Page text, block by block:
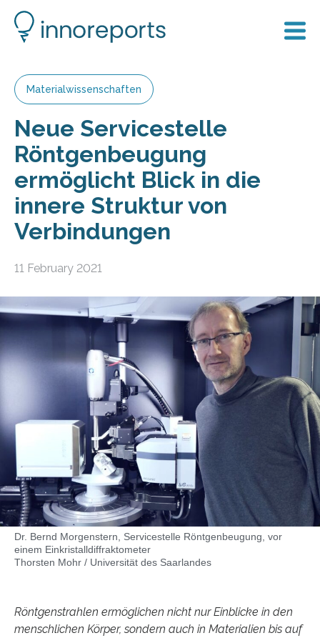
Materialwissenschaften
Neue Servicestelle
Röntgenbeugung
ermöglicht Blick in die
innere Struktur von
Verbindungen
11 February 2021
Dr. Bernd Morgenstern, Servicestelle Röntgenbeugung, vor
einem Einkristalldiffraktometer
Thorsten Mohr / Universität des Saarlandes
Röntgenstrahlen ermöglichen nicht nur Einblicke in den
menschlichen Körper, sondern auch in Materialien bis auf